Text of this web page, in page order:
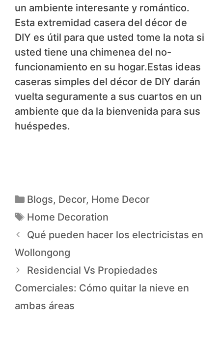
un ambiente interesante y romántico.
Esta extremidad casera del décor de
DIY es útil para que usted tome la nota si
usted tiene una chimenea del no-
funcionamiento en su hogar.Estas ideas
caseras simples del décor de DIY darán
vuelta seguramente a sus cuartos en un
ambiente que da la bienvenida para sus
huéspedes.
Blogs, Decor, Home Decor
Home Decoration
Qué pueden hacer los electricistas en
Wollongong
Residencial Vs Propiedades
Comerciales: Cómo quitar la nieve en
ambas áreas